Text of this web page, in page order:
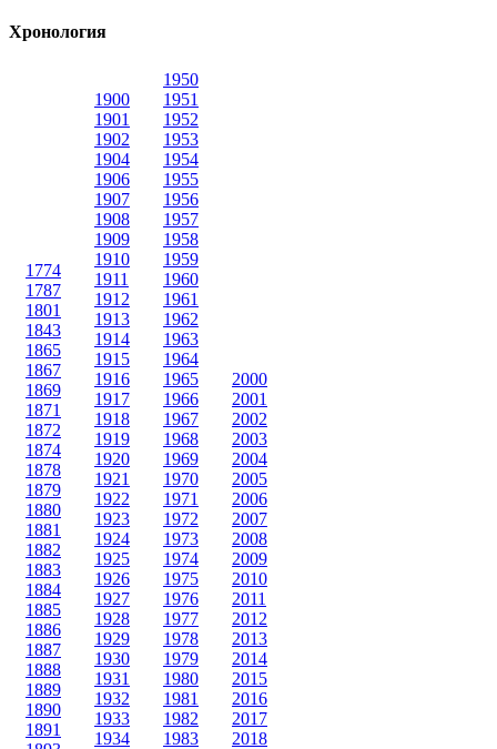
Хронология
1774
1787
1801
1843
1865
1867
1869
1871
1872
1874
1878
1879
1880
1881
1882
1883
1884
1885
1886
1887
1888
1889
1890
1891
1900
1901
1902
1904
1906
1907
1908
1909
1910
1911
1912
1913
1914
1915
1916
1917
1918
1919
1920
1921
1922
1923
1924
1925
1926
1927
1928
1929
1930
1931
1932
1933
1934
1950
1951
1952
1953
1954
1955
1956
1957
1958
1959
1960
1961
1962
1963
1964
1965
1966
1967
1968
1969
1970
1971
1972
1973
1974
1975
1976
1977
1978
1979
1980
1981
1982
1983
2000
2001
2002
2003
2004
2005
2006
2007
2008
2009
2010
2011
2012
2013
2014
2015
2016
2017
2018